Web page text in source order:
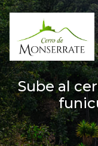
Sube al